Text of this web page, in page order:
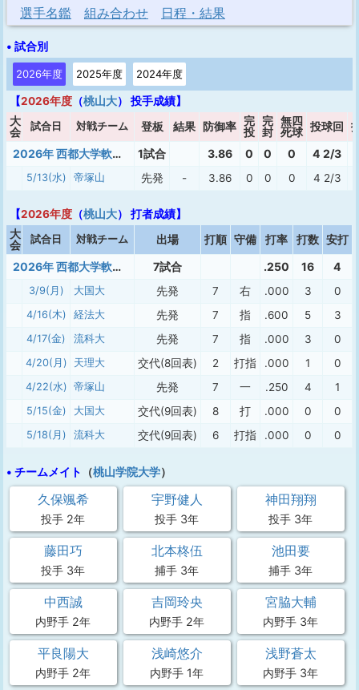
選手名鑑 組み合わせ 日程・結果
• 試合別
2026年度 2025年度 2024年度
【2026年度 （桃山大） 投手成績】
大
会
試合日 対戦チーム 登板 結果 防御率
完
投
完
封
無四
死球 投球回
2026年 西都大学軟式春季（1部） 1試合 3.86 0 0 0 4 2/3
5/13(水) 帝塚山 先発 - 3.86 0 0 0 4 2/3
【2026年度 （桃山大） 打者成績】
大
会
試合日 対戦チーム 出場 打順 守備 打率 打数 安打
2026年 西都大学軟式春季（1部） 7試合 .250 16 4
3/9(月) 大国大 先発 7 右 .000 3 0
4/16(木) 経法大 先発 7 指 .600 5 3
4/17(金) 流科大 先発 7 指 .000 3 0
4/20(月) 天理大 交代(8回表) 2 打指 .000 1 0
4/22(水) 帝塚山 先発 7 一 .250 4 1
5/15(金) 大国大 交代(9回表) 8 打 .000 0 0
5/18(月) 流科大 交代(9回表) 6 打指 .000 0 0
• チームメイト （桃山学院大学）
久保颯希
投手 2年
宇野健人
投手 3年
神田翔翔
投手 3年
藤田巧
投手 3年
北本柊伍
捕手 3年
池田要
捕手 3年
中西誠
内野手 2年
吉岡玲央
内野手 2年
宮脇大輔
内野手 3年
平良陽大
内野手 2年
浅崎悠介
内野手 1年
浅野蒼太
内野手 3年